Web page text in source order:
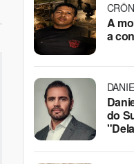
A
a
do